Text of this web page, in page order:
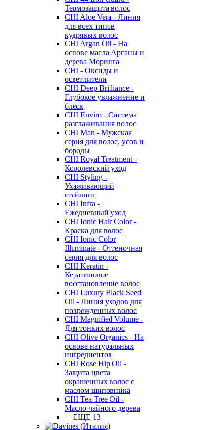
Термозащита волос
CHI Aloe Vera - Линия
для всех типов
кудрявых волос
CHI Argan Oil - На
основе масла Арганы и
дерева Моринга
CHI - Оксиды и
осветлители
CHI Deep Brilliance -
Глубокое увлажнение и
блеск
CHI Enviro - Система
разглаживания волос
CHI Man - Мужская
серия для волос, усов и
бороды
CHI Royal Treatment -
Королевский уход
CHI Styling -
Ухаживающий
стайлинг
CHI Infra -
Ежедневный уход
CHI Ionic Hair Color -
Краска для волос
CHI Ionic Color
Illuminate - Оттеночная
серия для волос
CHI Keratin -
Кератиновое
восстановление волос
CHI Luxury Black Seed
Oil - Линия уходов для
поврежденных волос
CHI Magnified Volume -
Для тонких волос
CHI Olive Organics - На
основе натуральных
ингредиентов
CHI Rose Hip Oil -
Защита цвета
окрашенных волос с
маслом шиповника
CHI Tea Tree Oil -
Масло чайного дерева
+ ЕЩЕ 13